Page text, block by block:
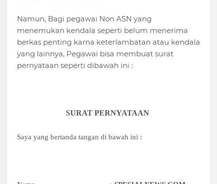
Namun, Bagi pegawai Non ASN yang
menemukan kendala seperti belum menerima
berkas penting karna keterlambatan atau kendala
yang lainnya, Pegawai bisa membuat surat
pernyataan seperti dibawah ini :
SURAT PERNYATAAN
Saya yang bertanda tangan di bawah ini :